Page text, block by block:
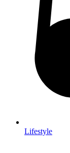
Lifestyle